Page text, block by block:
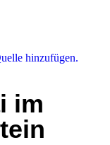
hinzufügen.
im